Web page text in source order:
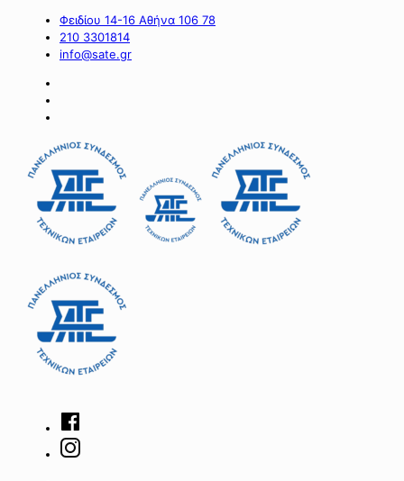
Φειδίου 14-16 Αθήνα 106 78
210 3301814
info@sate.gr